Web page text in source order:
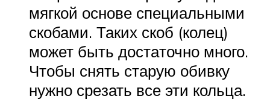
мяг­кой осно­ве спе­ци­аль­ны­ми
ско­ба­ми. Таких скоб (колец)
может быть доста­точ­но мно­го.
Что­бы снять ста­рую обив­ку
нуж­но сре­зать все эти коль­ца.